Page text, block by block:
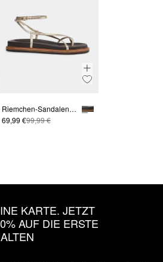
Riemchen-Sandalen aus Glattleder
69,99 €99,99 €
KARTE. JETZT
AUF DIE ERSTE